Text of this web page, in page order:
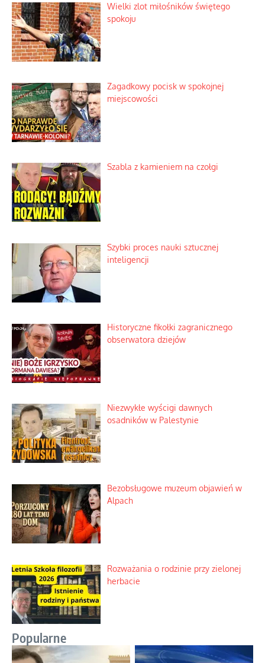
Wielki zlot miłośników świętego
spokoju
Zagadkowy pocisk w spokojnej
miejscowości
Szabla z kamieniem na czołgi
Szybki proces nauki sztucznej
inteligencji
Historyczne fikołki zagranicznego
obserwatora dziejów
Niezwykłe wyścigi dawnych
osadników w Palestynie
Bezobsługowe muzeum objawień w
Alpach
Rozważania o rodzinie przy zielonej
herbacie
Popularne